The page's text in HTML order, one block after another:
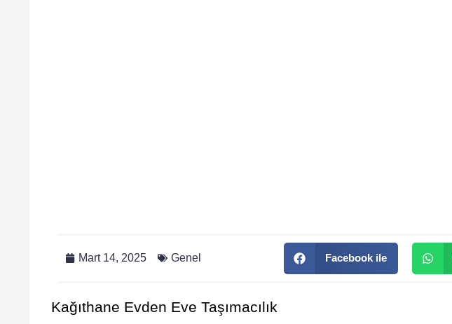
Mart 14, 2025 Genel Facebook ile
Kağıthane Evden Eve Taşımacılık